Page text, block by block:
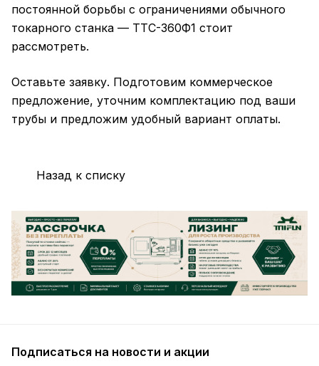
постоянной борьбы с ограничениями обычного
токарного станка — ТТС-360Ф1 стоит
рассмотреть.
Оставьте заявку. Подготовим коммерческое
предложение, уточним комплектацию под ваши
трубы и предложим удобный вариант оплаты.
Назад к списку
Подписаться на новости и акции